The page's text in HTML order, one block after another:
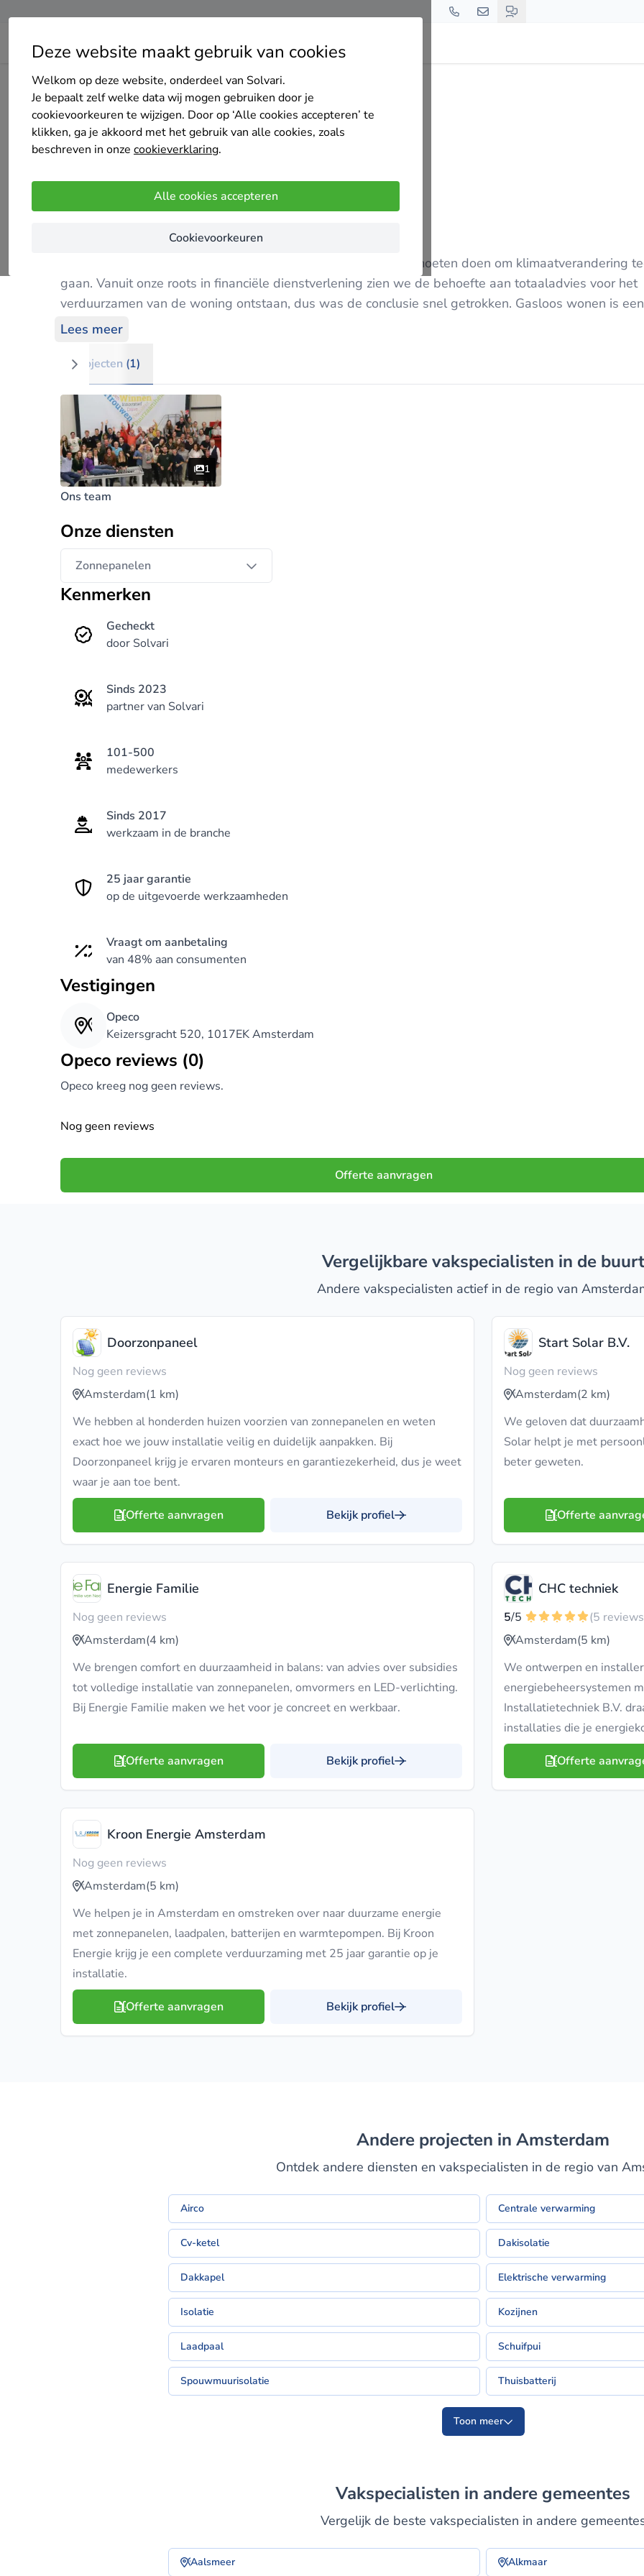
Deze website maakt gebruik van cookies
Welkom op deze website, onderdeel van Solvari.
Je bepaalt zelf welke data wij mogen gebruiken door je
cookievoorkeuren te wijzigen. Door op ‘Alle cookies accepteren’ te
klikken, ga je akkoord met het gebruik van alle cookies, zoals
beschreven in onze cookieverklaring.
Alle cookies accepteren
Cookievoorkeuren
Home Zonnepanelen Noord-Holland Amsterdam
Nog geen reviews
Opeco is in 2017 ontstaan vanuit de overtuiging dat we iets moeten doen om klimaatverandering
gaan. Vanuit onze roots in financiële dienstverlening zien we de behoefte aan totaaladvies voor het
verduurzamen van de woning ontstaan, dus was de conclusie snel getrokken. Gasloos wonen is
Opeco bied totale oplossing aan.
Lees meer
Projecten (1)
1
Ons team
Onze diensten
Zonnepanelen
Kenmerken
Gecheckt
door Solvari
Sinds 2023
partner van Solvari
101-500
medewerkers
Sinds 2017
werkzaam in de branche
25 jaar garantie
op de uitgevoerde werkzaamheden
Vraagt om aanbetaling
van 48% aan consumenten
Vestigingen
Opeco
Keizersgracht 520, 1017EK Amsterdam
Opeco reviews (0)
Opeco kreeg nog geen reviews.
Nog geen reviews
Offerte aanvragen
Vergelijkbare vakspecialisten in de buurt
Andere vakspecialisten actief in de regio van
Doorzonpaneel
Nog geen reviews
Amsterdam(1 km)
We hebben al honderden huizen voorzien van zonnepanelen en weten
exact hoe we jouw installatie veilig en duidelijk aanpakken. Bij
Doorzonpaneel krijg je ervaren monteurs en garantiezekerheid, dus je weet
waar je aan toe bent.
Offerte aanvragen Bekijk profiel
Start Solar B.V.
Nog geen reviews
Amsterdam(2 km)
We geloven dat
Solar helpt je met
beter geweten.
Offerte
Energie Familie
Nog geen reviews
Amsterdam(4 km)
We brengen comfort en duurzaamheid in balans: van advies over subsidies
tot volledige installatie van zonnepanelen, omvormers en LED-verlichting.
Bij Energie Familie maken we het voor je concreet en werkbaar.
Offerte aanvragen Bekijk profiel
CHC techniek
5/5
(5
Amsterdam(5 km)
We ontwerpen en
energiebeheersystemen
Installatietechniek B.V.
installaties die je
Offerte
Kroon Energie Amsterdam
Nog geen reviews
Amsterdam(5 km)
We helpen je in Amsterdam en omstreken over naar duurzame energie
met zonnepanelen, laadpalen, batterijen en warmtepompen. Bij Kroon
Energie krijg je een complete verduurzaming met 25 jaar garantie op je
installatie.
Offerte aanvragen Bekijk profiel
Andere projecten in Amsterdam
Ontdek andere diensten en vakspecialisten in de regio van
Airco Centrale verwarming
Cv-ketel Dakisolatie
Dakkapel Elektrische verwarming
Isolatie Kozijnen
Laadpaal Schuifpui
Spouwmuurisolatie Thuisbatterij
Toon meer
Vakspecialisten in andere gemeentes
Vergelijk de beste vakspecialisten in andere
Aalsmeer Alkmaar